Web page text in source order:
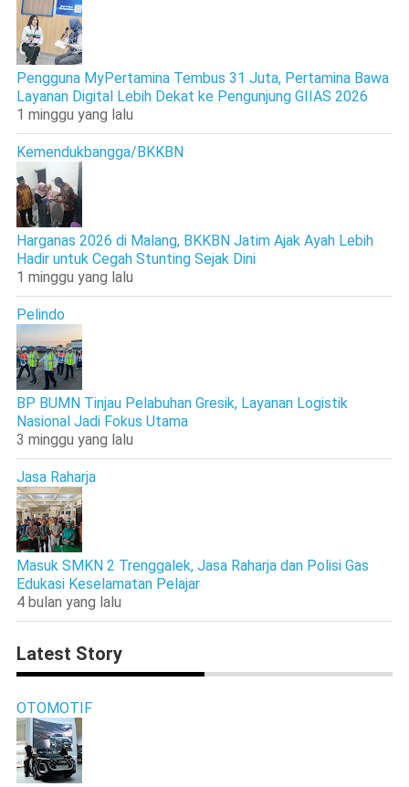
Pengguna MyPertamina Tembus 31 Juta, Pertamina Bawa
Layanan Digital Lebih Dekat ke Pengunjung GIIAS 2026
1 minggu yang lalu
Kemendukbangga/BKKBN
Harganas 2026 di Malang, BKKBN Jatim Ajak Ayah Lebih
Hadir untuk Cegah Stunting Sejak Dini
1 minggu yang lalu
Pelindo
BP BUMN Tinjau Pelabuhan Gresik, Layanan Logistik
Nasional Jadi Fokus Utama
3 minggu yang lalu
Jasa Raharja
Masuk SMKN 2 Trenggalek, Jasa Raharja dan Polisi Gas
Edukasi Keselamatan Pelajar
4 bulan yang lalu
Latest Story
OTOMOTIF